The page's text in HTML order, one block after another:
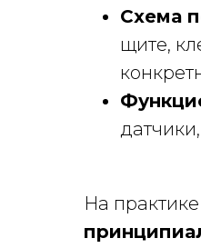
Схема
щите,
На